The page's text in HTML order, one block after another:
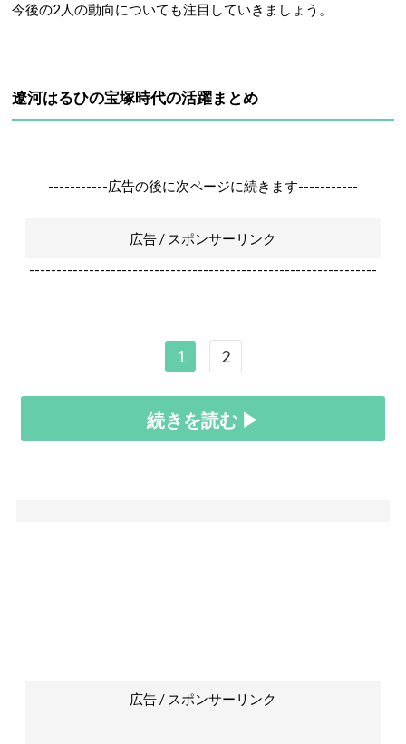
今後の2人の動向についても注目していきましょう。
遼河はるひの宝塚時代の活躍まとめ
-----------広告の後に次ページに続きます-----------
広告 / スポンサーリンク
----------------------------------------------------------------
1 2
続きを読む ▶
広告 / スポンサーリンク